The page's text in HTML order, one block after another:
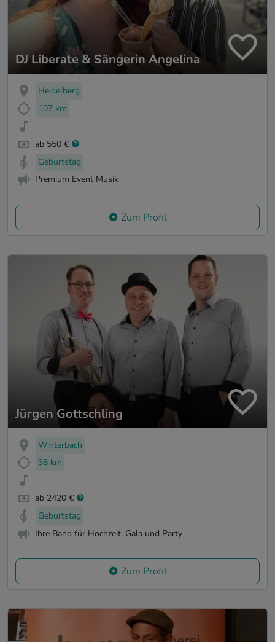
DJ Liberate & Sängerin Angelina
Heidelberg
107 km
ab 550 €
Geburtstag
Premium Event Musik
Zum Profil
Jürgen Gottschling
Winterbach
38 km
ab 2420 €
Geburtstag
Ihre Band für Hochzeit, Gala und Party
Zum Profil